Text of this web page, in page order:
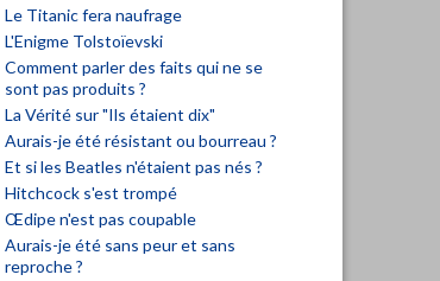
Le Titanic fera naufrage
L'Enigme Tolstoïevski
Comment parler des faits qui ne se
sont pas produits ?
La Vérité sur "Ils étaient dix"
Aurais-je été résistant ou bourreau ?
Et si les Beatles n'étaient pas nés ?
Hitchcock s'est trompé
Œdipe n'est pas coupable
Aurais-je été sans peur et sans
reproche ?